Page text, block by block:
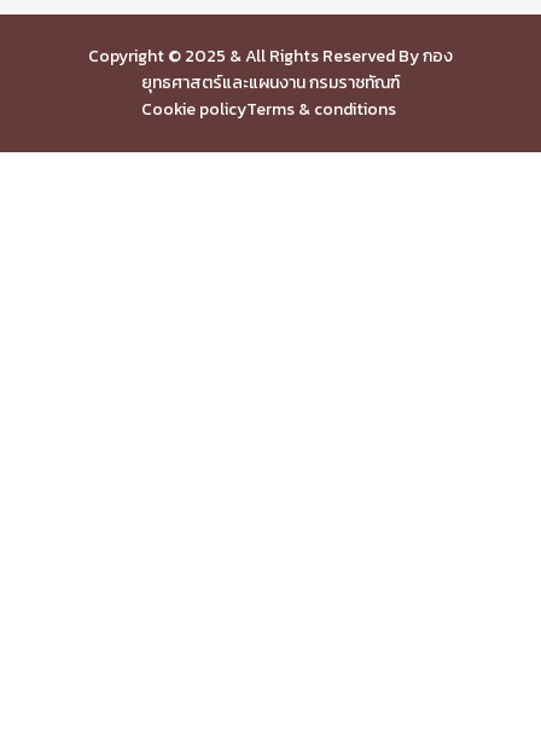
Copyright © 2025 & All Rights Reserved By กอง
ยุทธศาสตร์และแผนงาน กรมราชทัณฑ์
Cookie policyTerms & conditions